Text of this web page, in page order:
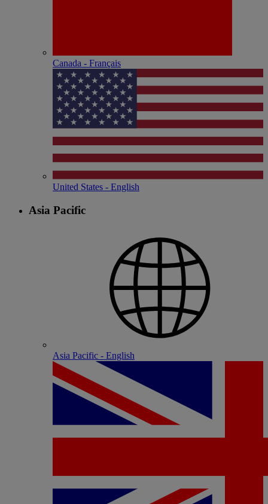
Canada - Français
United States - English
Asia Pacific
Asia Pacific - English